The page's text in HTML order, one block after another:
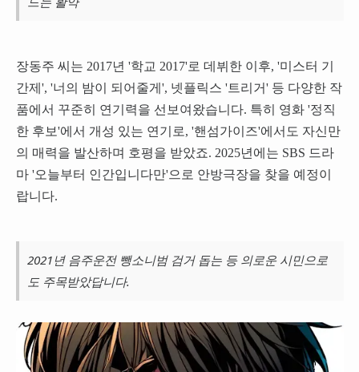
장동주 씨는 2017년 '학교 2017'로 데뷔한 이후, '미스터 기
간제', '너의 밤이 되어줄게', 넷플릭스 '트리거' 등 다양한 작
품에서 꾸준히 연기력을 선보여왔습니다. 특히 영화 '정직
한 후보'에서 개성 있는 연기로, '핸섬가이즈'에서도 자신만
의 매력을 발산하며 호평을 받았죠. 2025년에는 SBS 드라
마 '오늘부터 인간입니다만'으로 안방극장을 찾을 예정이
랍니다.
2021년 음주운전 뺑소니범 검거 돕는 등 의로운 시민으로
도 주목받았답니다.